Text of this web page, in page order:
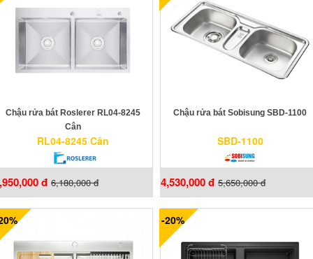
Chậu rửa bát Roslerer RL04-8245
Cân
RL04-8245 Cân
đ 6,180,000 đ
Chậu rửa bát Sobisung SBD-1100
SBD-1100
4,530,000 đ 5,650,000 đ
-20%